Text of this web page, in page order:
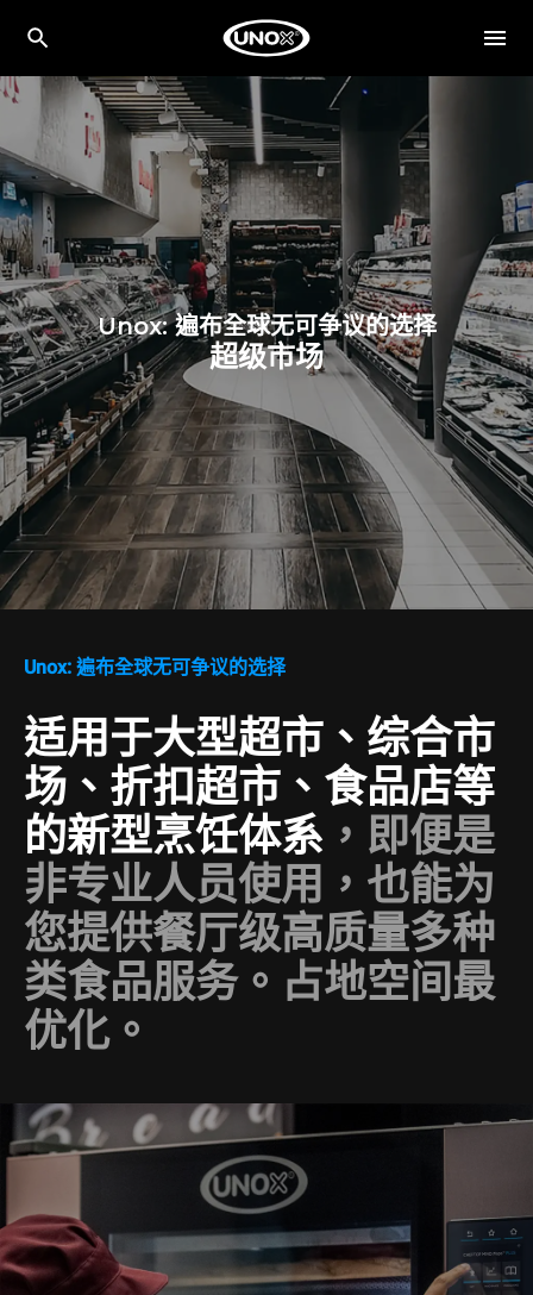
Unox: 遍布全球无可争议的选择
超级市场
Unox: 遍布全球无可争议的选择
适用于大型超市、综合市
场、折扣超市、食品店等
的新型烹饪体系 ，即便是
非专业人员使用，也能为
您提供餐厅级高质量多种
类食品服务。占地空间最
优化。